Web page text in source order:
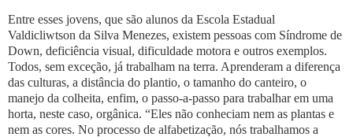
Entre esses jovens, que são alunos da Escola Estadual
Valdicliwtson da Silva Menezes, existem pessoas com Síndrome de
Down, deficiência visual, dificuldade motora e outros exemplos.
Todos, sem exceção, já trabalham na terra. Aprenderam a diferença
das culturas, a distância do plantio, o tamanho do canteiro, o
manejo da colheita, enfim, o passo-a-passo para trabalhar em uma
horta, neste caso, orgânica. “Eles não conheciam nem as plantas e
nem as cores. No processo de alfabetização, nós trabalhamos a